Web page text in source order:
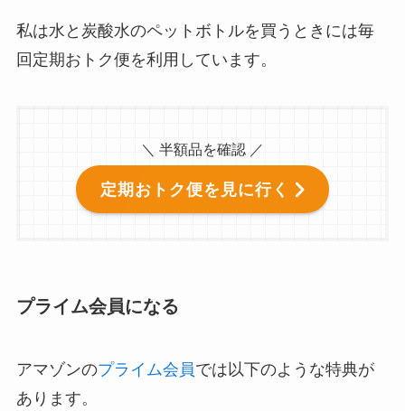
私は水と炭酸水のペットボトルを買うときには毎
回定期おトク便を利用しています。
＼ 半額品を確認 ／
定期おトク便を見に行く
プライム会員になる
アマゾンのプライム会員では以下のような特典が
あります。